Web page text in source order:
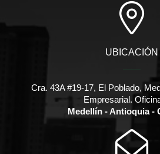
UBICACIÓN
Cra. 43A #19-17, El Poblado,
Empresarial.
Medellín - Antioquia -